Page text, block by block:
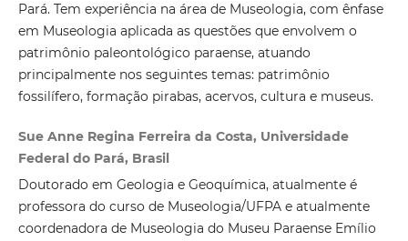
Pará. Tem experiência na área de Museologia, com ênfase
em Museologia aplicada as questões que envolvem o
patrimônio paleontológico paraense, atuando
principalmente nos seguintes temas: patrimônio
fossilífero, formação pirabas, acervos, cultura e museus.
Sue Anne Regina Ferreira da Costa, Universidade
Federal do Pará, Brasil
Doutorado em Geologia e Geoquímica, atualmente é
professora do curso de Museologia/UFPA e atualmente
coordenadora de Museologia do Museu Paraense Emílio